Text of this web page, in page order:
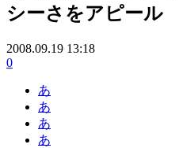
シーさをアピール
2008.09.19 13:18
0
あ
あ
あ
あ